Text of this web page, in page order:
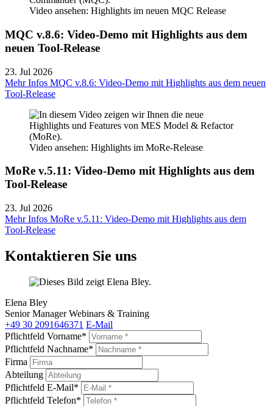
Video ansehen: Highlights im neuen MQC Release
MQC v.8.6: Video-Demo mit Highlights aus dem
neuen Tool-Release
23. Jul 2026
Mehr Infos MQC v.8.6: Video-Demo mit Highlights aus dem neuen
Tool-Release
Video ansehen: Highlights im MoRe-Release
MoRe v.5.11: Video-Demo mit Highlights aus dem
Tool-Release
23. Jul 2026
Mehr Infos MoRe v.5.11: Video-Demo mit Highlights aus dem
Tool-Release
Kontaktieren Sie uns
Elena Bley
Senior Manager Webinars & Training
+49 30 2091646371 E-Mail
Pflichtfeld Vorname*
Pflichtfeld Nachname*
Firma
Abteilung
Pflichtfeld E-Mail*
Pflichtfeld Telefon*